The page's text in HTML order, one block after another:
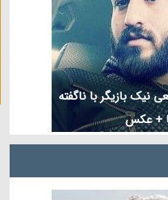
نیک بازیگر با ناگفته
+ عکس